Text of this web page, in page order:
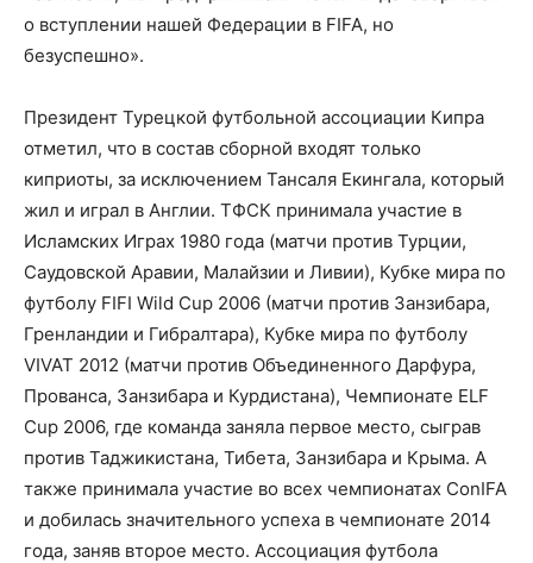
о вступлении нашей Федерации в FIFA, но
безуспешно».
Президент Турецкой футбольной ассоциации Кипра
отметил, что в состав сборной входят только
киприоты, за исключением Тансаля Екингала, который
жил и играл в Англии. ТФСК принимала участие в
Исламских Играх 1980 года (матчи против Турции,
Саудовской Аравии, Малайзии и Ливии), Кубке мира по
футболу FIFI Wild Cup 2006 (матчи против Занзибара,
Гренландии и Гибралтара), Кубке мира по футболу
VIVAT 2012 (матчи против Объединенного Дарфура,
Прованса, Занзибара и Курдистана), Чемпионате ELF
Cup 2006, где команда заняла первое место, сыграв
против Таджикистана, Тибета, Занзибара и Крыма. А
также принимала участие во всех чемпионатах ConIFA
и добилась значительного успеха в чемпионате 2014
года, заняв второе место. Ассоциация футбола